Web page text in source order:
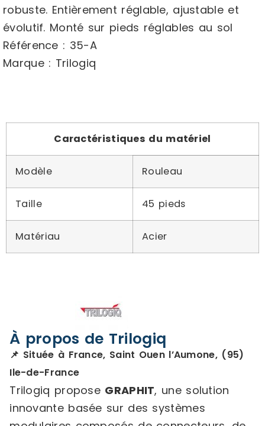
robuste. Entièrement réglable, ajustable et
évolutif. Monté sur pieds réglables au sol
Référence : 35-A
Marque : Trilogiq
Caractéristiques du matériel
Modèle Rouleau
Taille 45 pieds
Matériau Acier
À propos de Trilogiq
📌 Située à France, Saint Ouen l’Aumone, (95)
Ile-de-France
Trilogiq propose GRAPHIT, une solution
innovante basée sur des systèmes